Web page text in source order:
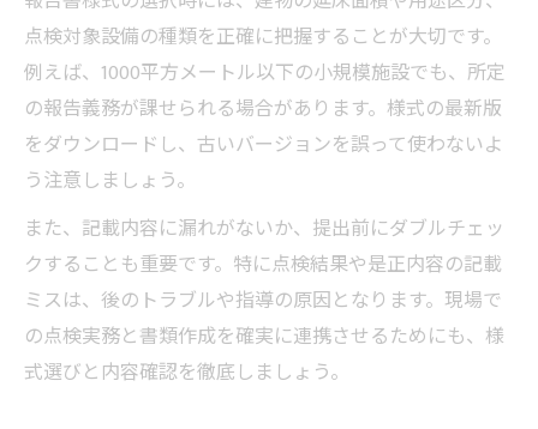
点検対象設備の種類を正確に把握することが大切です。
例えば、1000平方メートル以下の小規模施設でも、所定
の報告義務が課せられる場合があります。様式の最新版
をダウンロードし、古いバージョンを誤って使わないよ
う注意しましょう。
また、記載内容に漏れがないか、提出前にダブルチェッ
クすることも重要です。特に点検結果や是正内容の記載
ミスは、後のトラブルや指導の原因となります。現場で
の点検実務と書類作成を確実に連携させるためにも、様
式選びと内容確認を徹底しましょう。